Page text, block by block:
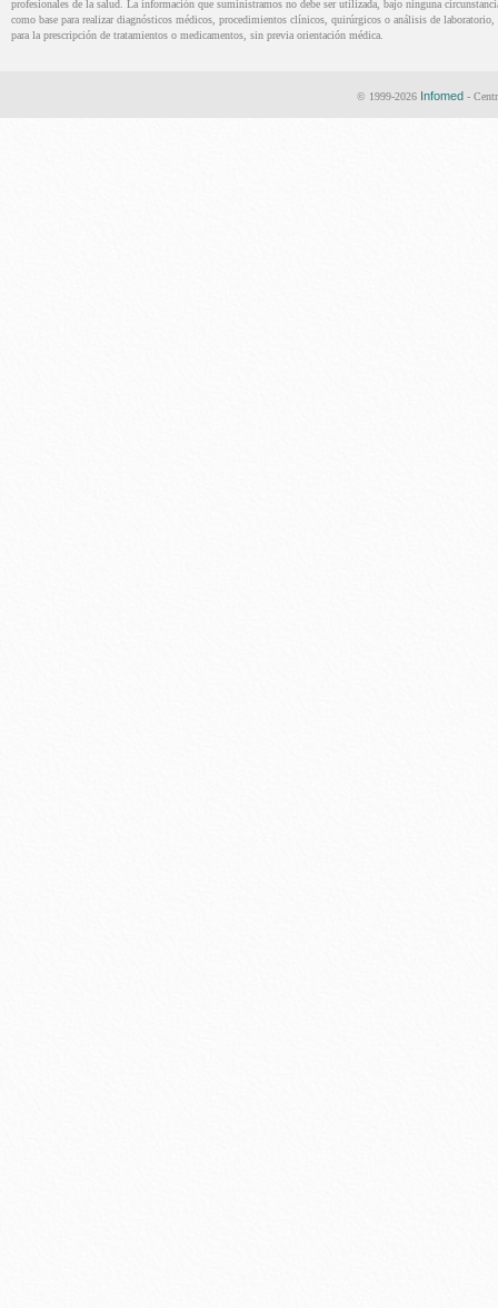
profesionales de la salud. La información que suministramos no debe ser utilizada, bajo ninguna
como base para realizar diagnósticos médicos, procedimientos clínicos, quirúrgicos o análisis de laboratorio,
para la prescripción de tratamientos o medicamentos, sin previa orientación médica.
© 1999-2026 Infomed -